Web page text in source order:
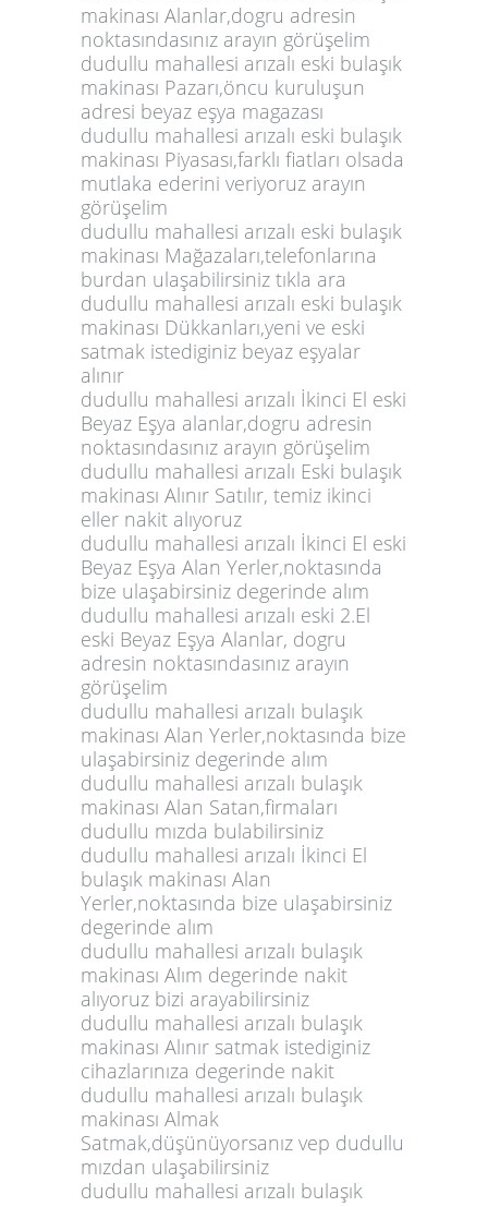
makinası Alanlar,dogru adresin
noktasındasınız arayın görüşelim
dudullu mahallesi arızalı eski bulaşık
makinası Pazarı,öncu kuruluşun
adresi beyaz eşya magazası
dudullu mahallesi arızalı eski bulaşık
makinası Piyasası,farklı fiatları olsada
mutlaka ederini veriyoruz arayın
görüşelim
dudullu mahallesi arızalı eski bulaşık
makinası Mağazaları,telefonlarına
burdan ulaşabilirsiniz tıkla ara
dudullu mahallesi arızalı eski bulaşık
makinası Dükkanları,yeni ve eski
satmak istediginiz beyaz eşyalar
alınır
dudullu mahallesi arızalı İkinci El eski
Beyaz Eşya alanlar,dogru adresin
noktasındasınız arayın görüşelim
dudullu mahallesi arızalı Eski bulaşık
makinası Alınır Satılır, temiz ikinci
eller nakit alıyoruz
dudullu mahallesi arızalı İkinci El eski
Beyaz Eşya Alan Yerler,noktasında
bize ulaşabirsiniz degerinde alım
dudullu mahallesi arızalı eski 2.El
eski Beyaz Eşya Alanlar, dogru
adresin noktasındasınız arayın
görüşelim
dudullu mahallesi arızalı bulaşık
makinası Alan Yerler,noktasında bize
ulaşabirsiniz degerinde alım
dudullu mahallesi arızalı bulaşık
makinası Alan Satan,firmaları
dudullu mızda bulabilirsiniz
dudullu mahallesi arızalı İkinci El
bulaşık makinası Alan
Yerler,noktasında bize ulaşabirsiniz
degerinde alım
dudullu mahallesi arızalı bulaşık
makinası Alım degerinde nakit
alıyoruz bizi arayabilirsiniz
dudullu mahallesi arızalı bulaşık
makinası Alınır satmak istediginiz
cihazlarınıza degerinde nakit
dudullu mahallesi arızalı bulaşık
makinası Almak
Satmak,düşünüyorsanız vep dudullu
mızdan ulaşabilirsiniz
dudullu mahallesi arızalı bulaşık